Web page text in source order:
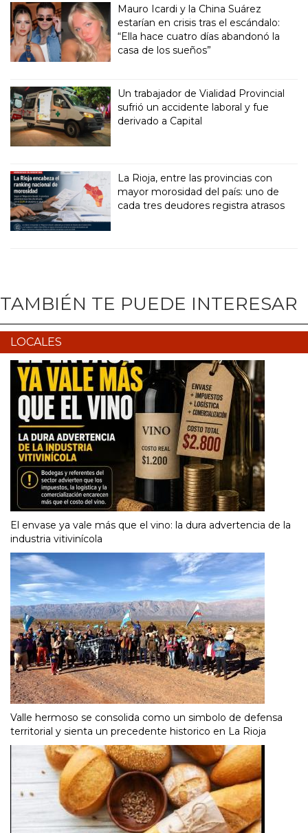
Mauro Icardi y la China Suárez
estarían en crisis tras el escándalo:
“Ella hace cuatro días abandonó la
casa de los sueños”
Un trabajador de Vialidad Provincial
sufrió un accidente laboral y fue
derivado a Capital
La Rioja, entre las provincias con
mayor morosidad del país: uno de
cada tres deudores registra atrasos
TAMBIÉN TE PUEDE INTERESAR
LOCALES
El envase ya vale más que el vino: la dura advertencia de la
industria vitivinícola
Valle hermoso se consolida como un simbolo de defensa
territorial y sienta un precedente historico en La Rioja